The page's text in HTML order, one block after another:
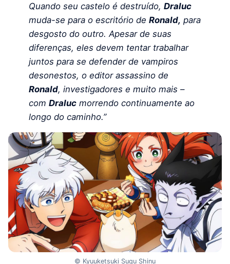
Quando seu castelo é destruído, Draluc
muda-se para o escritório de Ronald, para
desgosto do outro. Apesar de suas
diferenças, eles devem tentar trabalhar
juntos para se defender de vampiros
desonestos, o editor assassino de
Ronald, investigadores e muito mais –
com Draluc morrendo continuamente ao
longo do caminho.”
© Kyuuketsuki Sugu Shinu